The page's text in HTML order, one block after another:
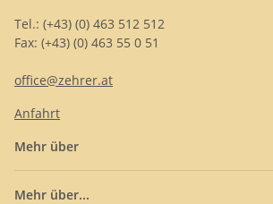
Tel.: (+43) (0) 463 512 512
Fax: (+43) (0) 463 55 0 51
office@zehrer.at
Anfahrt
Mehr über
Mehr über...